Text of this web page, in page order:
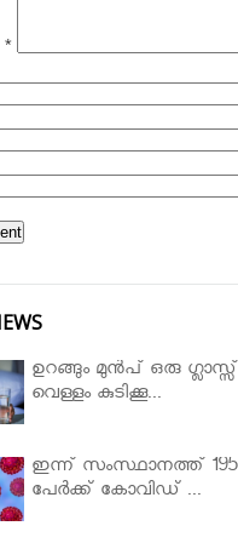
*
ഉറങ്ങും മുന്‍പ് ഒരു ഗ്ലാസ്സ്
വെള്ളം കുടിക്കൂ...
ഇന്ന് സംസ്ഥാനത്ത് 195
പേര്‍ക്ക് കോവിഡ് ...